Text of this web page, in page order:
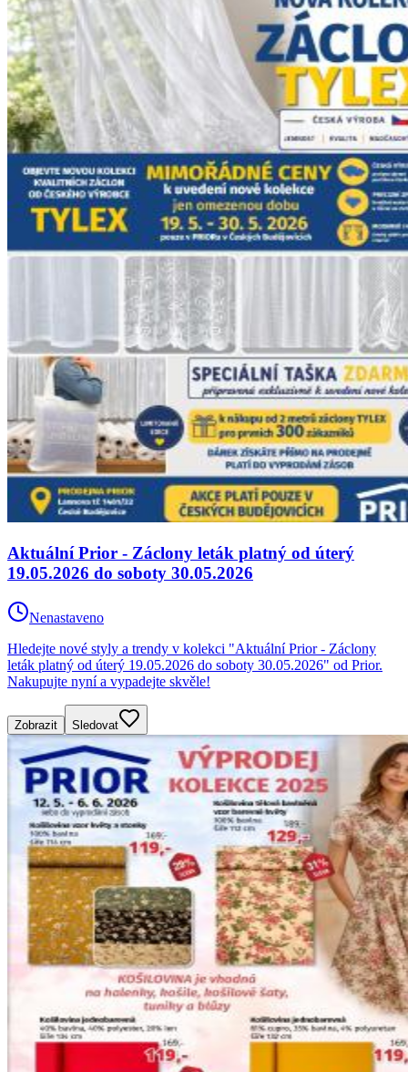
Aktuální Prior - Záclony leták platný od úterý
19.05.2026 do soboty 30.05.2026
Nenastaveno
Hledejte nové styly a trendy v kolekci "Aktuální Prior - Záclony
leták platný od úterý 19.05.2026 do soboty 30.05.2026" od Prior.
Nakupujte nyní a vypadejte skvěle!
Zobrazit Sledovat